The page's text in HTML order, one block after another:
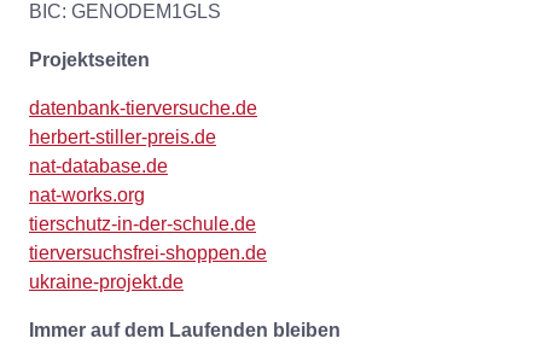
BIC: GENODEM1GLS
Projektseiten
datenbank-tierversuche.de
herbert-stiller-preis.de
nat-database.de
nat-works.org
tierschutz-in-der-schule.de
tierversuchsfrei-shoppen.de
ukraine-projekt.de
Immer auf dem Laufenden bleiben